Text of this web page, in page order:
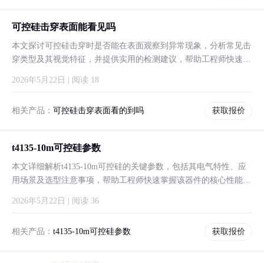
可控硅击穿表面能看见吗
本文探讨可控硅击穿时是否能在表面观察到异常现象，分析常见击
穿类型及其视觉特征，并提供实用的检测建议，帮助工程师快速识
2026年5月22日 | 阅读 18
相关产品： 可控硅击穿表面看的到吗 获取报价
t4135-10m可控硅参数
本文详细解析t4135-10m可控硅的关键参数，包括其电气特性、应
用场景及选型注意事项，帮助工程师快速掌握该器件的核心性能与
2026年5月22日 | 阅读 36
相关产品： t4135-10m可控硅参数 获取报价